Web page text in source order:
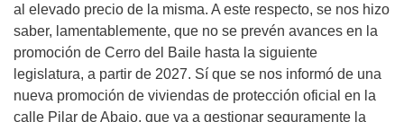
al elevado precio de la misma. A este respecto, se nos hizo
saber, lamentablemente, que no se prevén avances en la
promoción de Cerro del Baile hasta la siguiente
legislatura, a partir de 2027. Sí que se nos informó de una
nueva promoción de viviendas de protección oficial en la
calle Pilar de Abajo, que va a gestionar seguramente la